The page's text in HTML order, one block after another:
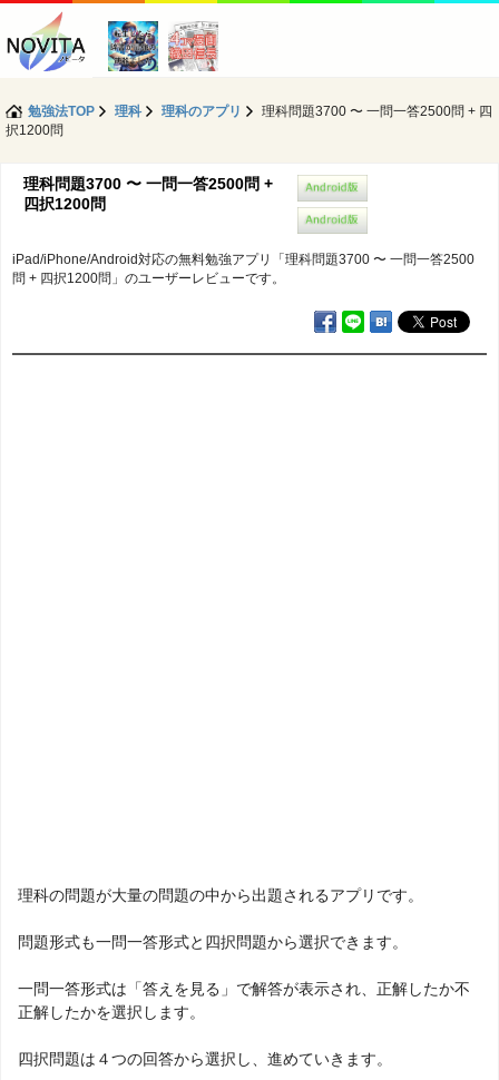
勉強法TOP 理科 理科のアプリ
理科問題3700 〜 一問一答2500問 + 四
択1200問
理科問題3700 〜 一問一答2500問 +
四択1200問
iPad/iPhone/Android対応の無料勉強アプリ「理科問題3700 〜 一問一答2500
問 + 四択1200問」のユーザーレビューです。
理科の問題が大量の問題の中から出題されるアプリです。
問題形式も一問一答形式と四択問題から選択できます。
一問一答形式は「答えを見る」で解答が表示され、正解したか不
正解したかを選択します。
四択問題は４つの回答から選択し、進めていきます。